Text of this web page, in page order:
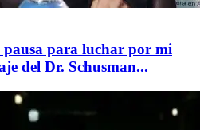
para luchar por mi
del Dr. Schusman...